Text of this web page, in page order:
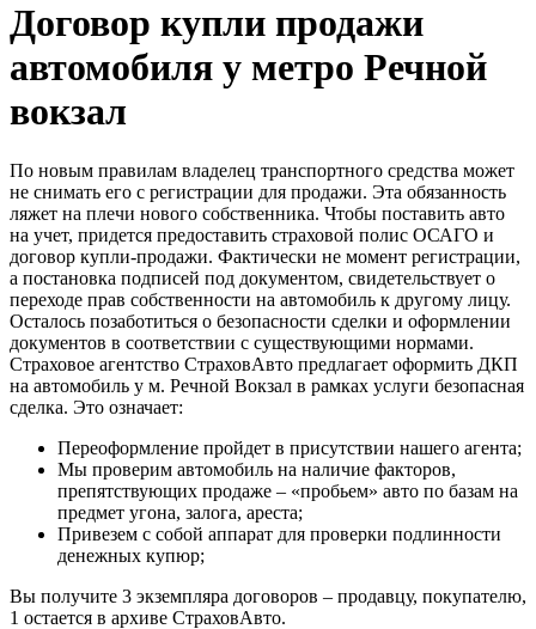
Договор купли продажи
автомобиля у метро Речной
вокзал
По новым правилам владелец транспортного средства может
не снимать его с регистрации для продажи. Эта обязанность
ляжет на плечи нового собственника. Чтобы поставить авто
на учет, придется предоставить страховой полис ОСАГО и
договор купли-продажи. Фактически не момент регистрации,
а постановка подписей под документом, свидетельствует о
переходе прав собственности на автомобиль к другому лицу.
Осталось позаботиться о безопасности сделки и оформлении
документов в соответствии с существующими нормами.
Страховое агентство СтраховАвто предлагает оформить ДКП
на автомобиль у м. Речной Вокзал в рамках услуги безопасная
сделка. Это означает:
Переоформление пройдет в присутствии нашего агента;
Мы проверим автомобиль на наличие факторов,
препятствующих продаже – «пробьем» авто по базам на
предмет угона, залога, ареста;
Привезем с собой аппарат для проверки подлинности
денежных купюр;
Вы получите 3 экземпляра договоров – продавцу, покупателю,
1 остается в архиве СтраховАвто.